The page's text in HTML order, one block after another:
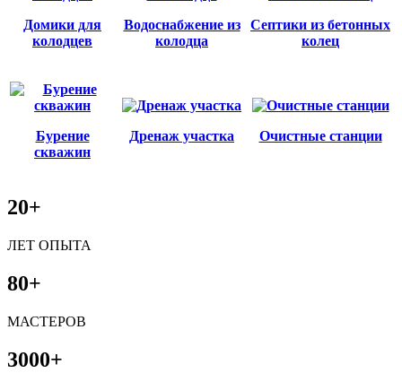
Домики для
колодцев
Водоснабжение из
колодца
Септики из бетонных
колец
Бурение
скважин
Дренаж участка Очистные станции
20+
ЛЕТ ОПЫТА
80+
МАСТЕРОВ
3000+